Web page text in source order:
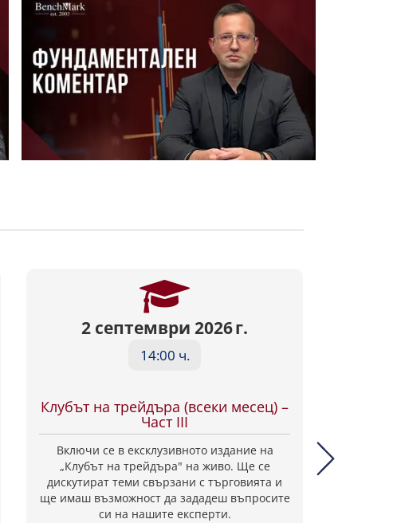
2 септември 2026 г.
14:00 ч.
Клубът на трейдъра (всеки месец) –
Част III
Включи се в ексклузивното издание на
„Клубът на трейдъра" на живо. Ще се
дискутират теми свързани с търговията и
ще имаш възможност да зададеш въпросите
си на нашите експерти.